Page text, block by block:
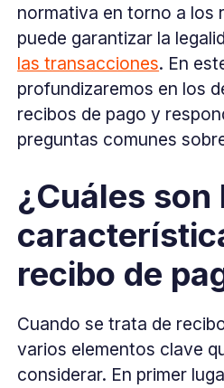
normativa en torno a los
puede garantizar la
las transacciones. En
profundizaremos en los
recibos de pago y
preguntas comunes
¿Cuáles son
recibo de
Cuando se trata de
varios elementos clave
considerar. En primer